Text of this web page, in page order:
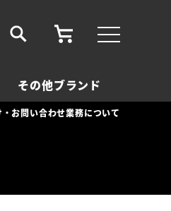
その他ブランド
お問い合わせ業務について